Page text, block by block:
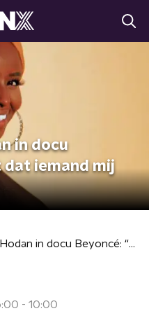
in docu
dat iemand mij
Nederlandse Hodan in docu Beyoncé: “Ik dacht dat iemand mij voor de gek hield”
- 10:00